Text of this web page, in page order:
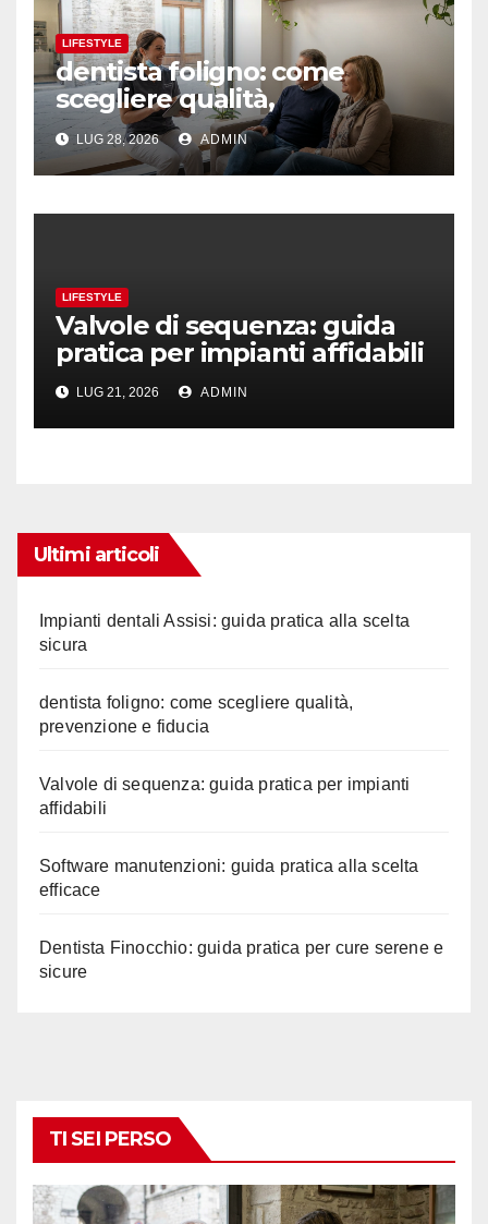
LIFESTYLE
dentista foligno: come
scegliere qualità,
prevenzione e fiducia
LUG 28, 2026 ADMIN
LIFESTYLE
Valvole di sequenza: guida
pratica per impianti affidabili
LUG 21, 2026 ADMIN
Ultimi articoli
Impianti dentali Assisi: guida pratica alla scelta
sicura
dentista foligno: come scegliere qualità,
prevenzione e fiducia
Valvole di sequenza: guida pratica per impianti
affidabili
Software manutenzioni: guida pratica alla scelta
efficace
Dentista Finocchio: guida pratica per cure serene e
sicure
TI SEI PERSO